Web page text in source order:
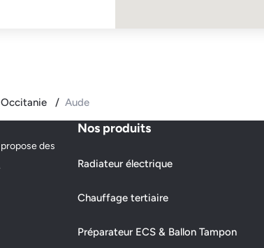
Afficher le numéro
Occitanie Aude
des
Nos produits
Radiateur électrique
Chauffage tertiaire
Préparateur ECS & Ballon Tampon